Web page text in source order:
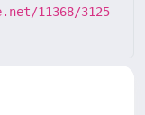
11368/3125